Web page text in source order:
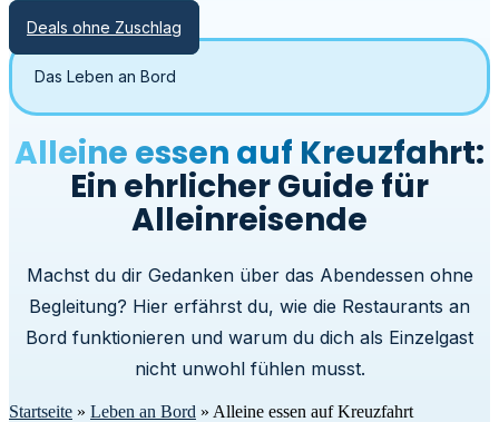
Deals ohne Zuschlag
Das Leben an Bord
Alleine essen auf Kreuzfahrt:
Ein ehrlicher Guide für
Alleinreisende
Machst du dir Gedanken über das Abendessen ohne
Begleitung? Hier erfährst du, wie die Restaurants an
Bord funktionieren und warum du dich als Einzelgast
nicht unwohl fühlen musst.
Startseite » Leben an Bord » Alleine essen auf Kreuzfahrt